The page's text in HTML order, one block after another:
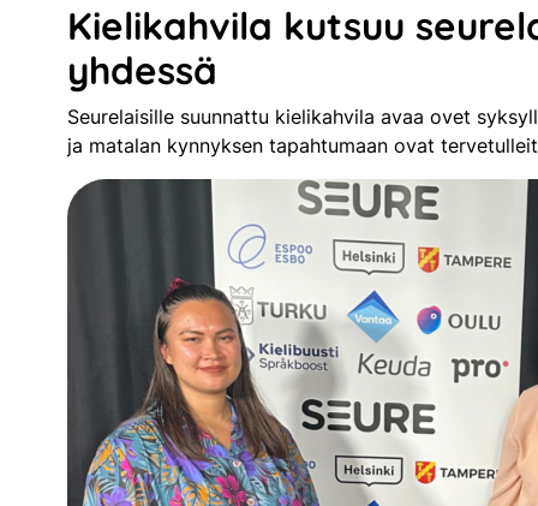
Kielikahvila kutsuu
yhdessä
Seurelaisille suunnattu kielikahvila avaa ovet
ja matalan kynnyksen tapahtumaan ovat